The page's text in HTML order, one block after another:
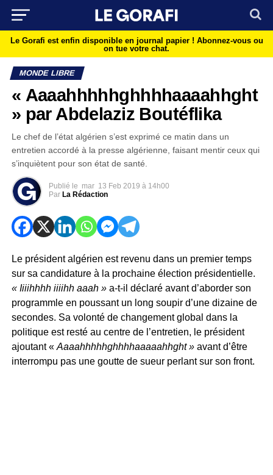
Le Gorafi est enfin disponible en journal papier ! Abonnez-vous ou
on tue votre chat.
MONDE LIBRE
« Aaaahhhhhghhhhaaaahhght
» par Abdelaziz Boutéflika
Le chef de l’état algérien s’est exprimé ce matin dans un
entretien accordé à la presse algérienne, faisant mentir ceux qui
s’inquiètent pour son état de santé.
Publié le mar 13 Feb 2019 à 14h00
Par La Rédaction
Le président algérien est revenu dans un premier temps
sur sa candidature à la prochaine élection présidentielle.
« Iiiihhhh iiiihh aaah »a-t-il déclaré avant d’aborder son
programmle en poussant un long soupir d’une dizaine de
secondes. Sa volonté de changement global dans la
politique est resté au centre de l’entretien, le président
ajoutant « Aaaahhhhhghhhhaaaaahhght »avant d’être
interrompu pas une goutte de sueur perlant sur son front.